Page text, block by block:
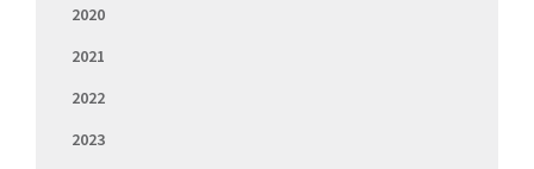
2020
2021
2022
2023